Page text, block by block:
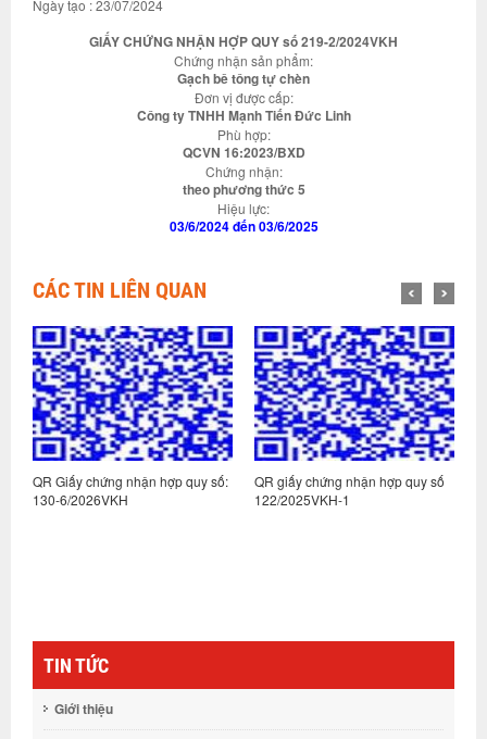
Ngày tạo : 23/07/2024
GIẤY CHỨNG NHẬN HỢP QUY số 219-2/2024VKH
Chứng nhận sản phẩm:
Gạch bê tông tự chèn
Đơn vị được cấp:
Công ty TNHH Mạnh Tiến Đức Linh
Phù hợp:
QCVN 16:2023/BXD
Chứng nhận:
theo phương thức 5
Hiệu lực:
03/6/2024 đến 03/6/2025
CÁC TIN LIÊN QUAN
QR Giấy chứng nhận hợp quy số:
130-6/2026VKH
QR giấy chứng nhận hợp quy số
122/2025VKH-1
TIN TỨC
Giới thiệu